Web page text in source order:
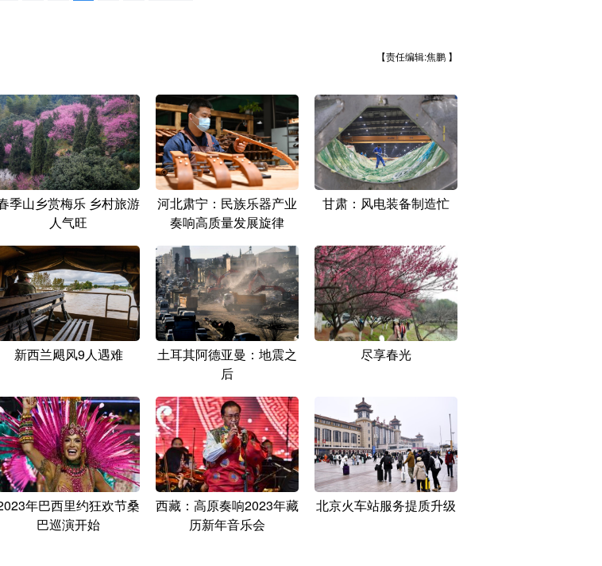
【责任编辑:焦鹏 】
季山乡赏梅乐 乡村旅游
人气旺
河北肃宁：民族乐器产业
奏响高质量发展旋律
甘肃：风电装备制造忙
新西兰飓风9人遇难
土耳其阿德亚曼：地震之
后
尽享春光
年巴西里约狂欢节桑
巴巡演开始
西藏：高原奏响2023年藏
历新年音乐会
北京火车站服务提质升级